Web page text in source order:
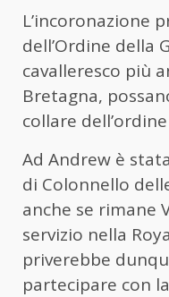
L’incoronazione
dell’Ordine della
cavalleresco più
Bretagna,
collare
Ad Andrew è
di Colonnello
anche se rimane
servizio nella
priverebbe
partecipare con